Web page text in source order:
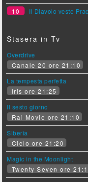
10
Il Diavolo veste
Stasera in Tv
Overdrive
Canale 20 ore 21:10
La tempesta perfetta
Iris ore 21:25
Il sesto giorno
Rai Movie ore 21:10
Siberia
Cielo ore 21:20
Magic in the Moonlight
Twenty Seven ore